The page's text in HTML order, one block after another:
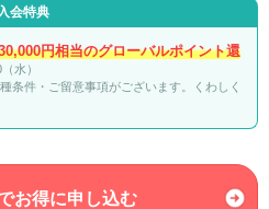
会特典
円相当のグローバルポイント還
水）
条件・ご留意事項がございます。くわしく
お得に申し込む